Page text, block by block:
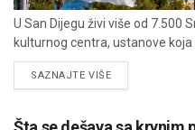
U San Dijegu živi više od 7.500
kulturnog centra, ustanove koja
SAZNAJTE VIŠEDETAILS